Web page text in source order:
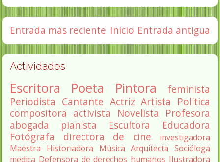
Entrada más reciente Entrada antigua
Inicio
Actividades
Escritora Poeta Pintora
feminista
Periodista Cantante Actriz Artista
Política
compositora activista Novelista
Profesora
abogada
pianista Escultora
Educadora
Fotógrafa
directora de cine
investigadora
Maestra
Historiadora Música Arquitecta Socióloga
medica Defensora de derechos humanos Ilustradora